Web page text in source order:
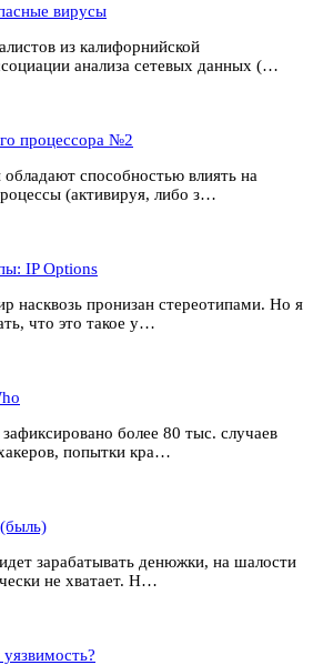
вирусы
из калифорнийской
анализа сетевых данных (…
процессора №2
способностью влиять на
(активируя, либо з…
IP Options
насквозь пронизан стереотипами. Но я
что это такое у…
более 80 тыс. случаев
попытки кра…
зарабатывать денюжки, на шалости
не хватает. Н…